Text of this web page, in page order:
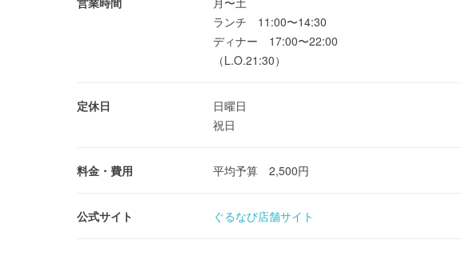
ランチ 11:00〜14:30
ディナー 17:00〜22:00
（L.O.21:30）
定休日
日曜日
祝日
料金・費用 平均予算 2,500円
公式サイト ぐるなび店舗サイト